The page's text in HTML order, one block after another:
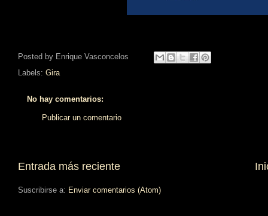
Posted by Enrique Vasconcelos
Labels: Gira
No hay comentarios:
Publicar un comentario
Entrada más reciente
Suscribirse a: Enviar comentarios (Atom)